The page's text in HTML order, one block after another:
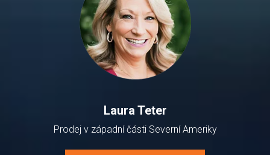
Laura Teter
Prodej v západní části Severní Ameriky